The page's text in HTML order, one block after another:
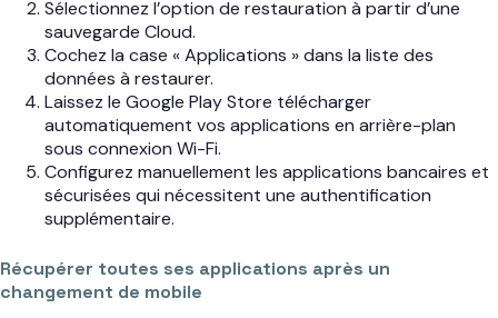
Sélectionnez l’option de restauration à partir d’une
sauvegarde Cloud.
Cochez la case « Applications » dans la liste des
données à restaurer.
Laissez le Google Play Store télécharger
automatiquement vos applications en arrière-plan
sous connexion Wi-Fi.
Configurez manuellement les applications bancaires et
sécurisées qui nécessitent une authentification
supplémentaire.
Récupérer toutes ses applications après un
changement de mobile